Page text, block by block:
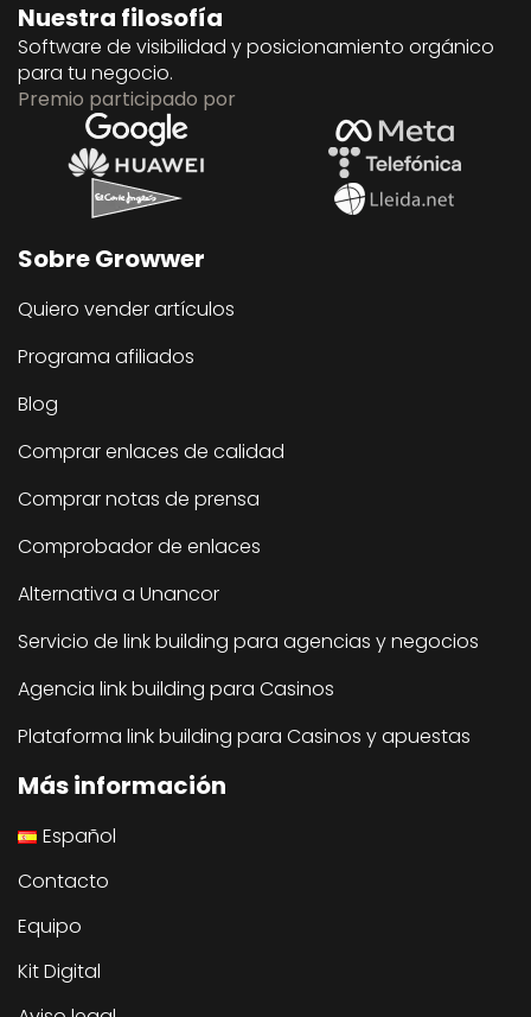
Nuestra filosofía
Software de visibilidad y posicionamiento orgánico
para tu negocio.
Premio participado por
Sobre Growwer
Quiero vender artículos
Programa afiliados
Blog
Comprar enlaces de calidad
Comprar notas de prensa
Comprobador de enlaces
Alternativa a Unancor
Servicio de link building para agencias y negocios
Agencia link building para Casinos
Plataforma link building para Casinos y apuestas
Más información
Español
Contacto
Equipo
Kit Digital